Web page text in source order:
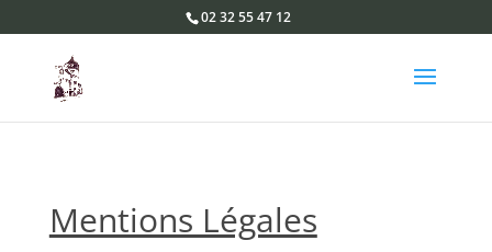
02 32 55 47 12
Mentions Légales